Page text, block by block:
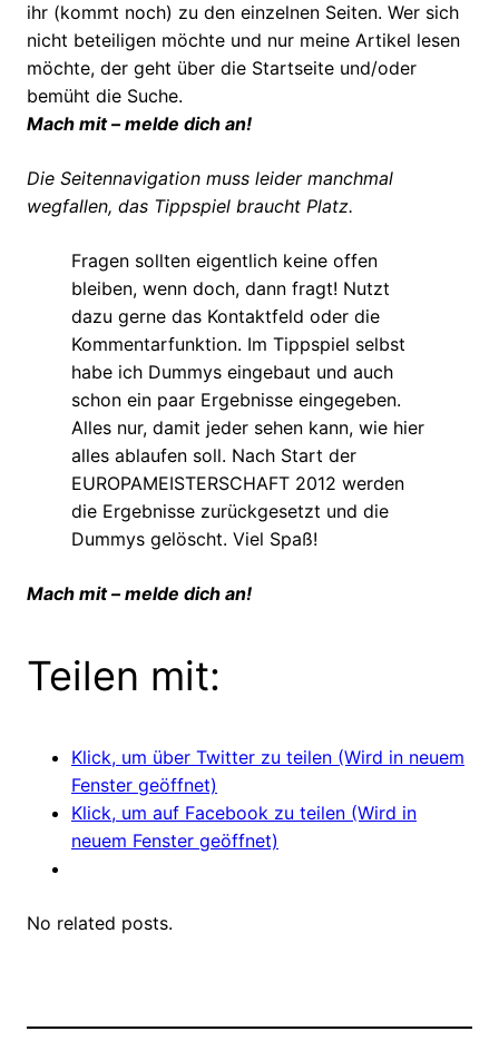
ihr (kommt noch) zu den einzelnen Seiten. Wer sich
nicht beteiligen möchte und nur meine Artikel lesen
möchte, der geht über die Startseite und/oder
bemüht die Suche.
Mach mit – melde dich an!
Die Seitennavigation muss leider manchmal
wegfallen, das Tippspiel braucht Platz.
Fragen sollten eigentlich keine offen
bleiben, wenn doch, dann fragt! Nutzt
dazu gerne das Kontaktfeld oder die
Kommentarfunktion. Im Tippspiel selbst
habe ich Dummys eingebaut und auch
schon ein paar Ergebnisse eingegeben.
Alles nur, damit jeder sehen kann, wie hier
alles ablaufen soll. Nach Start der
EUROPAMEISTERSCHAFT 2012 werden
die Ergebnisse zurückgesetzt und die
Dummys gelöscht. Viel Spaß!
Mach mit – melde dich an!
Teilen mit:
Klick, um über Twitter zu teilen (Wird in neuem
Fenster geöffnet)
Klick, um auf Facebook zu teilen (Wird in
neuem Fenster geöffnet)
No related posts.